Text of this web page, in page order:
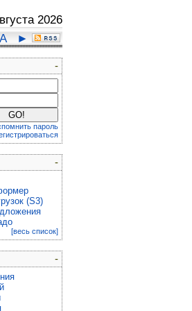
2026
A ►
-
пароль
-
(S3)
[весь список]
-